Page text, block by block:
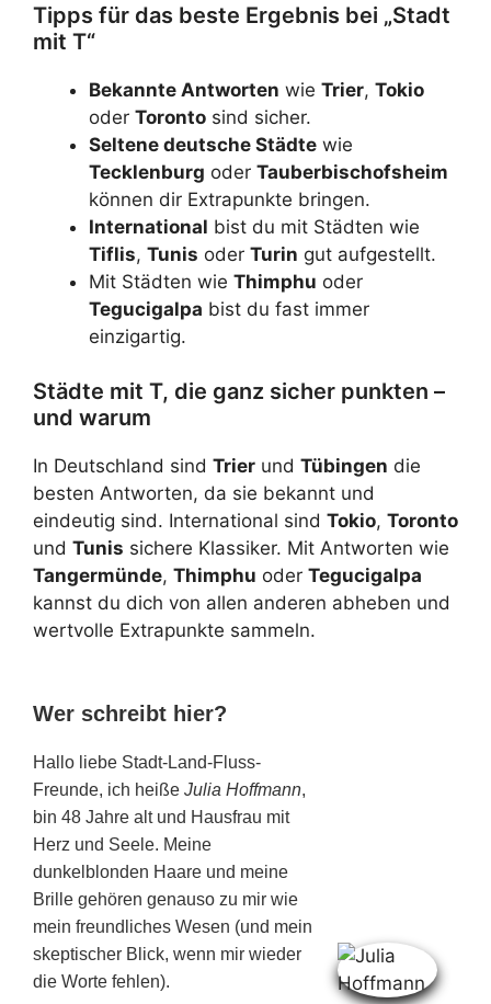
Tipps für das beste Ergebnis bei „Stadt
mit T“
Bekannte Antworten wie Trier, Tokio
oder Toronto sind sicher.
Seltene deutsche Städte wie
Tecklenburg oder Tauberbischofsheim
können dir Extrapunkte bringen.
International bist du mit Städten wie
Tiflis, Tunis oder Turin gut aufgestellt.
Mit Städten wie Thimphu oder
Tegucigalpa bist du fast immer
einzigartig.
Städte mit T, die ganz sicher punkten –
und warum
In Deutschland sind Trier und Tübingen die
besten Antworten, da sie bekannt und
eindeutig sind. International sind Tokio, Toronto
und Tunis sichere Klassiker. Mit Antworten wie
Tangermünde, Thimphu oder Tegucigalpa
kannst du dich von allen anderen abheben und
wertvolle Extrapunkte sammeln.
Wer schreibt hier?
Hallo liebe Stadt-Land-Fluss-
Freunde, ich heiße Julia Hoffmann,
bin 48 Jahre alt und Hausfrau mit
Herz und Seele. Meine
dunkelblonden Haare und meine
Brille gehören genauso zu mir wie
mein freundliches Wesen (und mein
skeptischer Blick, wenn mir wieder
die Worte fehlen).